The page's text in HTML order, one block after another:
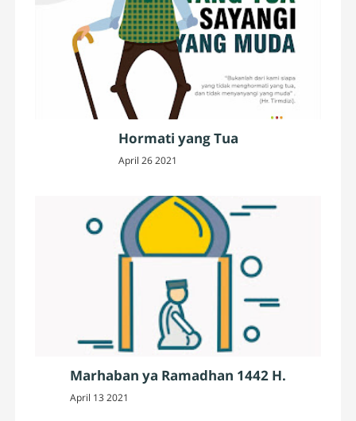
Hormati yang Tua
April 26 2021
Marhaban ya Ramadhan 1442 H.
April 13 2021